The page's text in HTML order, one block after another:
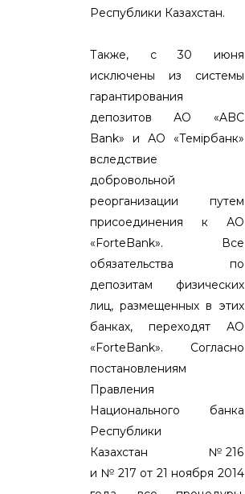
Республики Казахстан.
Также, с 30 июня
исключены из системы
гарантирования
депозитов АО «ABC
Bank» и АО «Темiрбанк»
вследствие
добровольной
реорганизации путем
присоединения к АО
«ForteBank». Все
обязательства по
депозитам физических
лиц, размещенных в этих
банках, переходят АО
«ForteBank». Согласно
постановлениям
Правления
Национального банка
Республики
Казахстан № 216
и № 217 от 21 ноября 2014